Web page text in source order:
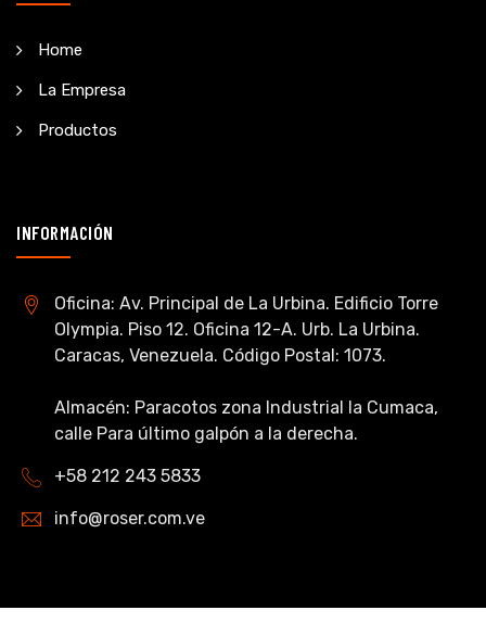
Home
La Empresa
Productos
INFORMACIÓN
Oficina: Av. Principal de La Urbina. Edificio Torre
Olympia. Piso 12. Oficina 12-A. Urb. La Urbina.
Caracas, Venezuela. Código Postal: 1073.
Almacén: Paracotos zona Industrial la Cumaca,
calle Para último galpón a la derecha.
+58 212 243 5833
info@roser.com.ve